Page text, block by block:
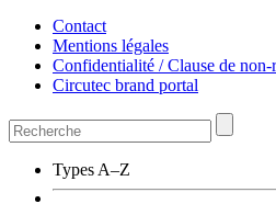
Contact
Mentions légales
Confidentialité / Clause de non-
Circutec brand portal
Types A–Z